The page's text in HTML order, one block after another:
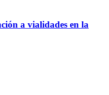
a vialidades en la